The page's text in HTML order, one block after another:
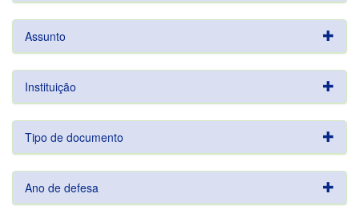
Assunto
Instituição
Tipo de documento
Ano de defesa